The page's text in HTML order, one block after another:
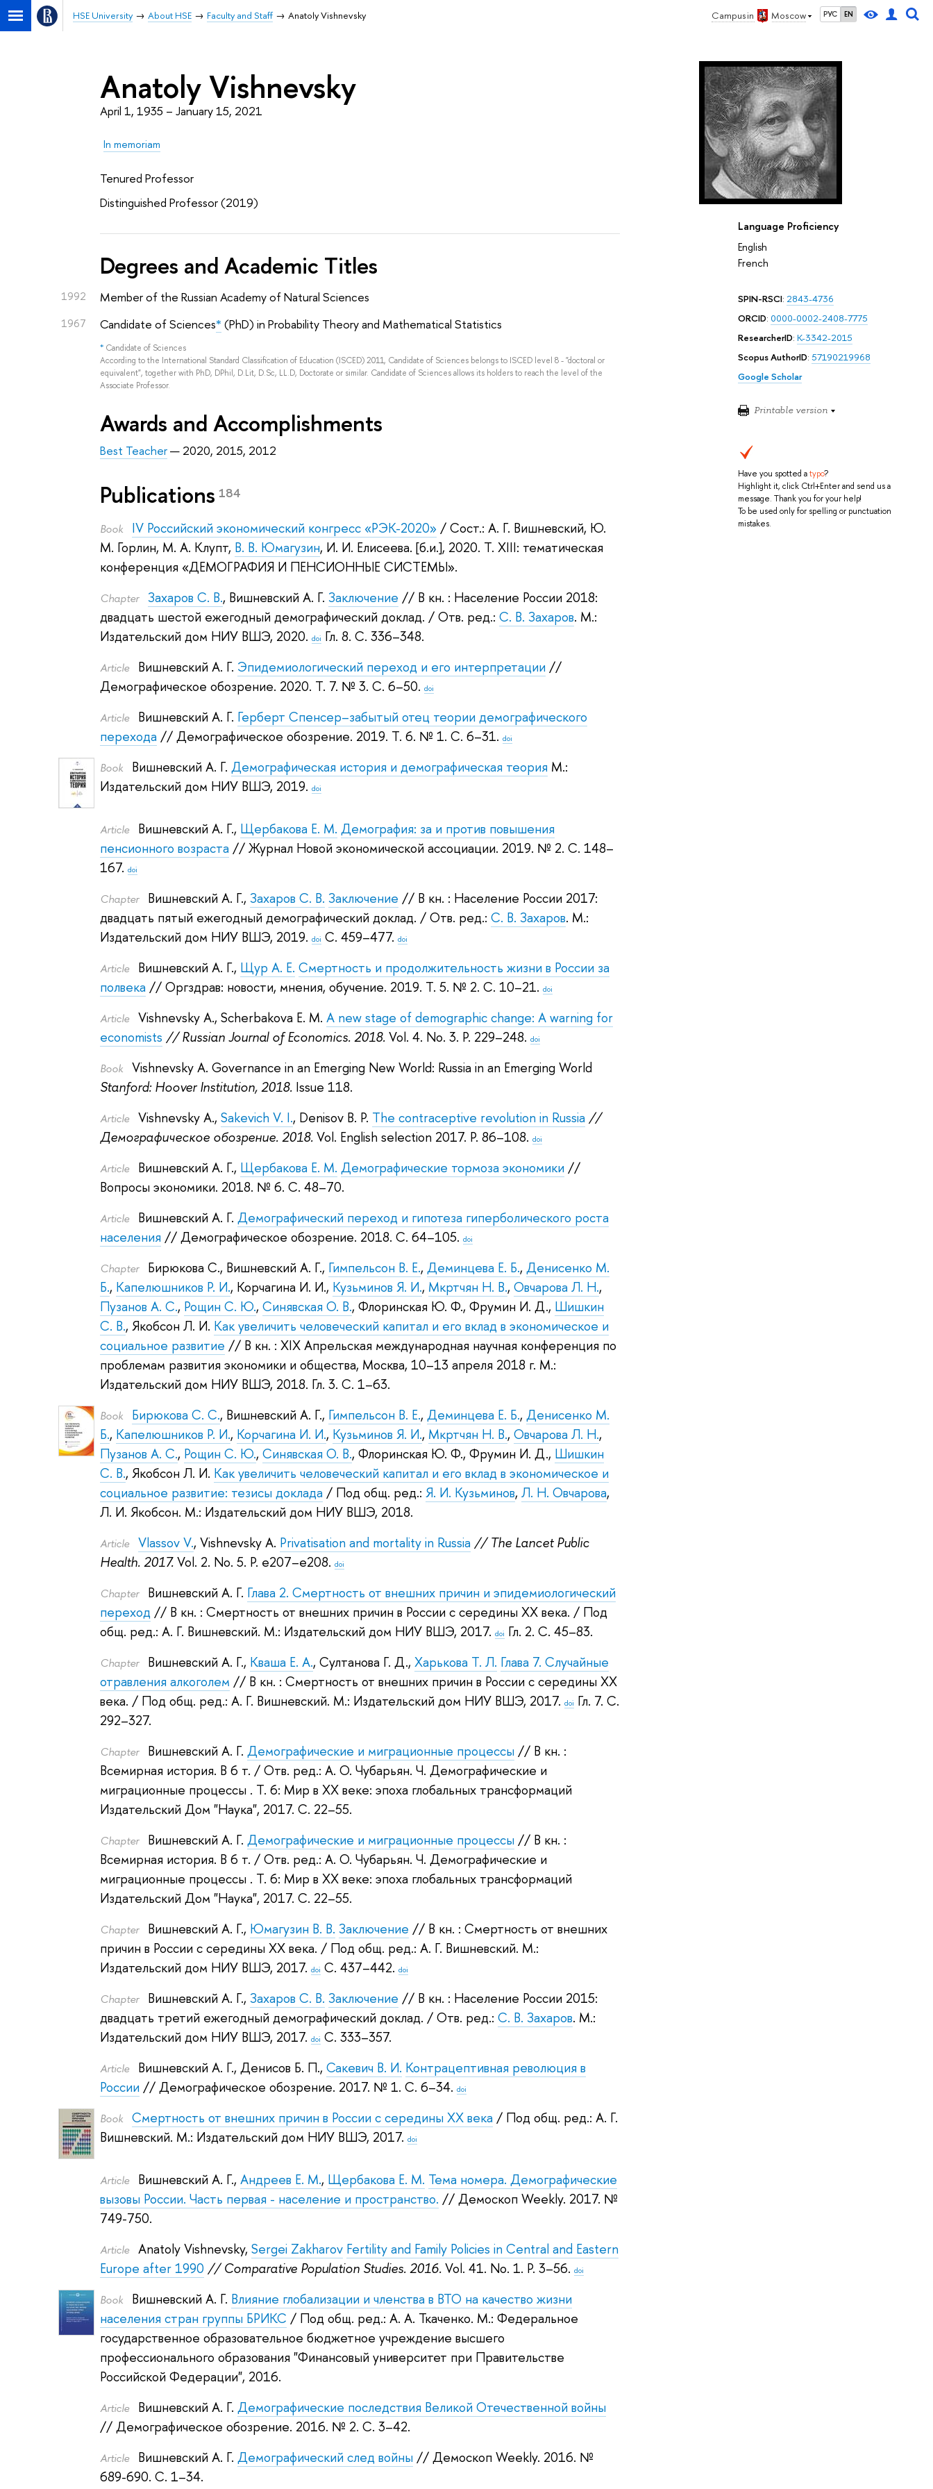
Campus in Moscow РУС EN
HSE University About HSE Faculty and Staff Anatoly Vishnevsky
Language Proficiency
English
French
SPIN-RSCI: 2843-4736
ORCID: 0000-0002-2408-7775
ResearcherID: K-3342-2015
Scopus AuthorID: 57190219968
Google Scholar
Printable version
Have you spotted atypo?
Highlight it, click Ctrl+Enter and send us a
message. Thank you for your help!
To be used only for spelling or punctuation
mistakes.
Anatoly Vishnevsky
April 1, 1935 – January 15, 2021
In memoriam
Tenured Professor
Distinguished Professor (2019)
Degrees and Academic Titles
1992 Member of the Russian Academy of Natural Sciences
1967 Candidate of Sciences* (PhD) in Probability Theory and Mathematical Statistics
* Candidate of Sciences
According to the International Standard Classification of Education (ISCED) 2011, Candidate of Sciences belongs to ISCED level 8 - "doctoral or
equivalent", together with PhD, DPhil, D.Lit, D.Sc, LL.D, Doctorate or similar. Candidate of Sciences allows its holders to reach the level of the
Associate Professor.
Awards and Accomplishments
Best Teacher— 2020, 2015, 2012
Publications 184
Book IV Российский экономический конгресс «РЭК-2020» / Сост.: А. Г. Вишневский, Ю.
М. Горлин, М. А. Клупт, В. В. Юмагузин, И. И. Елисеева. [б.и.], 2020. Т. XIII: тематическая
конференция «ДЕМОГРАФИЯ И ПЕНСИОННЫЕ СИСТЕМЫ».
Сhapter Захаров С. В., Вишневский А. Г. Заключение // В кн. : Население России 2018:
двадцать шестой ежегодный демографический доклад. / Отв. ред.: С. В. Захаров. М.:
Издательский дом НИУ ВШЭ, 2020.doi Гл. 8. С. 336–348.
Article Вишневский А. Г. Эпидемиологический переход и его интерпретации //
Демографическое обозрение. 2020. Т. 7. № 3. С. 6–50. doi
Article Вишневский А. Г. Герберт Спенсер–забытый отец теории демографического
перехода // Демографическое обозрение. 2019. Т. 6. № 1. С. 6–31. doi
Book Вишневский А. Г. Демографическая история и демографическая теория М.:
Издательский дом НИУ ВШЭ, 2019. doi
Article Вишневский А. Г., Щербакова Е. М. Демография: за и против повышения
пенсионного возраста // Журнал Новой экономической ассоциации. 2019. № 2. С. 148–
167. doi
Сhapter Вишневский А. Г., Захаров С. В. Заключение // В кн. : Население России 2017:
двадцать пятый ежегодный демографический доклад. / Отв. ред.: С. В. Захаров. М.:
Издательский дом НИУ ВШЭ, 2019.doi С. 459–477. doi
Article Вишневский А. Г., Щур А. Е. Смертность и продолжительность жизни в России за
полвека // Оргздрав: новости, мнения, обучение. 2019. Т. 5. № 2. С. 10–21. doi
Article Vishnevsky A.,Scherbakova E. M. A new stage of demographic change: A warning for
economists // Russian Journal of Economics. 2018. Vol. 4. No. 3. P. 229–248. doi
Book Vishnevsky A. Governance in an Emerging New World: Russia in an Emerging World
Stanford: Hoover Institution, 2018. Issue 118.
Article Vishnevsky A.,Sakevich V. I., Denisov B. P. The contraceptive revolution in Russia //
Демографическое обозрение. 2018. Vol. English selection 2017. P. 86–108. doi
Article Вишневский А. Г., Щербакова Е. М. Демографические тормоза экономики //
Вопросы экономики. 2018. № 6. С. 48–70.
Article Вишневский А. Г. Демографический переход и гипотеза гиперболического роста
населения // Демографическое обозрение. 2018. С. 64–105. doi
Сhapter Бирюкова С., Вишневский А. Г., Гимпельсон В. Е.,Деминцева Е. Б.,Денисенко М.
Б., Капелюшников Р. И., Корчагина И. И., Кузьминов Я. И., Мкртчян Н. В.,Овчарова Л. Н.,
Пузанов А. С., Рощин С. Ю.,Синявская О. В.,Флоринская Ю. Ф.,Фрумин И. Д., Шишкин
С. В.,Якобсон Л. И. Как увеличить человеческий капитал и его вклад в экономическое и
социальное развитие // В кн. : XIX Апрельская международная научная конференция по
проблемам развития экономики и общества, Москва, 10–13 апреля 2018 г. М.:
Издательский дом НИУ ВШЭ, 2018. Гл. 3. С. 1–63.
Book Бирюкова С. С., Вишневский А. Г., Гимпельсон В. Е.,Деминцева Е. Б.,Денисенко М.
Б., Капелюшников Р. И., Корчагина И. И., Кузьминов Я. И., Мкртчян Н. В.,Овчарова Л. Н.,
Пузанов А. С., Рощин С. Ю.,Синявская О. В.,Флоринская Ю. Ф.,Фрумин И. Д., Шишкин
С. В.,Якобсон Л. И. Как увеличить человеческий капитал и его вклад в экономическое и
социальное развитие: тезисы доклада / Под общ. ред.: Я. И. Кузьминов,Л. Н. Овчарова,
Л. И. Якобсон. М.: Издательский дом НИУ ВШЭ, 2018.
Article Vlassov V.,Vishnevsky A. Privatisation and mortality in Russia // The Lancet Public
Health. 2017. Vol. 2. No. 5. P. e207–e208. doi
Сhapter Вишневский А. Г. Глава 2. Смертность от внешних причин и эпидемиологический
переход // В кн. : Смертность от внешних причин в России с середины XX века. / Под
общ. ред.: А. Г. Вишневский. М.: Издательский дом НИУ ВШЭ, 2017.doi Гл. 2. С. 45–83.
Сhapter Вишневский А. Г., Кваша Е. А.,Султанова Г. Д.,Харькова Т. Л. Глава 7. Случайные
отравления алкоголем // В кн. : Смертность от внешних причин в России с середины XX
века. / Под общ. ред.: А. Г. Вишневский. М.: Издательский дом НИУ ВШЭ, 2017.doi Гл. 7. С.
292–327.
Сhapter Вишневский А. Г. Демографические и миграционные процессы // В кн. :
Всемирная история. В 6 т. / Отв. ред.: А. О. Чубарьян. Ч. Демографические и
миграционные процессы . Т. 6: Мир в XX веке: эпоха глобальных трансформаций
Издательский Дом "Наука", 2017.С. 22–55.
Сhapter Вишневский А. Г. Демографические и миграционные процессы // В кн. :
Всемирная история. В 6 т. / Отв. ред.: А. О. Чубарьян. Ч. Демографические и
миграционные процессы . Т. 6: Мир в XX веке: эпоха глобальных трансформаций
Издательский Дом "Наука", 2017.С. 22–55.
Сhapter Вишневский А. Г., Юмагузин В. В. Заключение // В кн. : Смертность от внешних
причин в России с середины XX века. / Под общ. ред.: А. Г. Вишневский. М.:
Издательский дом НИУ ВШЭ, 2017.doi С. 437–442. doi
Сhapter Вишневский А. Г., Захаров С. В. Заключение // В кн. : Население России 2015:
двадцать третий ежегодный демографический доклад. / Отв. ред.: С. В. Захаров. М.:
Издательский дом НИУ ВШЭ, 2017.doi С. 333–357.
Article Вишневский А. Г.,Денисов Б. П.,Сакевич В. И. Контрацептивная революция в
России // Демографическое обозрение. 2017. № 1. С. 6–34. doi
Book Смертность от внешних причин в России с середины XX века / Под общ. ред.: А. Г.
Вишневский. М.: Издательский дом НИУ ВШЭ, 2017. doi
Article Вишневский А. Г.,Андреев Е. М., Щербакова Е. М. Тема номера. Демографические
вызовы России. Часть первая - население и пространство. // Демоскоп Weekly. 2017. №
749-750.
Article Anatoly Vishnevsky,Sergei Zakharov Fertility and Family Policies in Central and Eastern
Europe after 1990 // Comparative Population Studies. 2016. Vol. 41. No. 1. P. 3–56. doi
Book Вишневский А. Г. Влияние глобализации и членства в ВТО на качество жизни
населения стран группы БРИКС / Под общ. ред.: А. А. Ткаченко. М.: Федеральное
государственное образовательное бюджетное учреждение высшего
профессионального образования "Финансовый университет при Правительстве
Российской Федерации", 2016.
Article Вишневский А. Г. Демографические последствия Великой Отечественной войны
// Демографическое обозрение. 2016. № 2. С. 3–42.
Article Вишневский А. Г. Демографический след войны // Демоскоп Weekly. 2016. №
689-690. С. 1–34.